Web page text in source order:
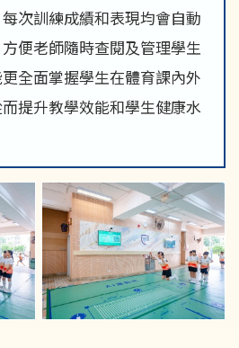
次訓練成績和表現均會自動
便老師隨時查閱及管理學生
全面掌握學生在體育課內外
提升教學效能和學生健康水